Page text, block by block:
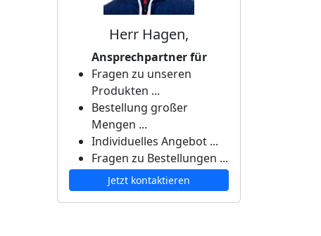
Herr Hagen,
Ansprechpartner für
Fragen zu unseren
Produkten ...
Bestellung großer
Mengen ...
Individuelles Angebot ...
Fragen zu Bestellungen ...
Jetzt kontaktieren